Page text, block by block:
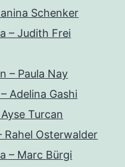
Schenker
– Judith Frei
– Paula Nay
Adelina Gashi
Turcan
Rahel Osterwalder
– Marc Bürgi